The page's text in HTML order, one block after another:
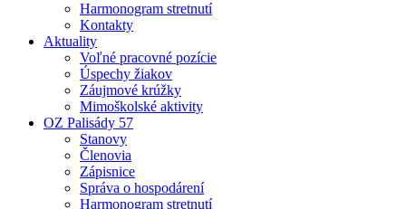
Harmonogram stretnutí
Kontakty
Aktuality
Voľné pracovné pozície
Úspechy žiakov
Záujmové krúžky
Mimoškolské aktivity
OZ Palisády 57
Stanovy
Členovia
Zápisnice
Správa o hospodárení
Harmonogram stretnutí